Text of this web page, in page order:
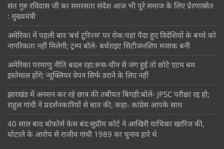
संत गुरु रविदास जी का समरसता संदेश आज भी पूरे समाज के लिए प्रेरणास्रोत
: मुख्यमंत्री
अमेरिका में पहली बार ‘बर्थ टूरिज्म’ पर रोक:यहां पैदा हुए विदेशियों के बच्चे को
नागरिकता नहीं मिलेगी; ट्रम्प बोले- बर्थराइट सिटीजनशिप मजाक बनी
अमेरिका परमाणु नीति बदल रहा:रूस-चीन से जंग हुई तो छोटे एटम बम
इस्तेमाल होंगे; न्यूक्लियर वेपन सिर्फ डराने के लिए नहीं
झारखंड में अनशन कर रहे छात्र की तबीयत बिगड़ी:बोले- JPSC परीक्षा रद्द हो;
राहुल गांधी ने प्रदर्शनकारियों से बात की, कहा- कांग्रेस आपके साथ
40 साल बाद बोफोर्स केस बंद:सुप्रीम कोर्ट ने आखिरी याचिका खारिज की,
घोटाले के आरोप से राजीव गांधी 1989 का चुनाव हारे थे